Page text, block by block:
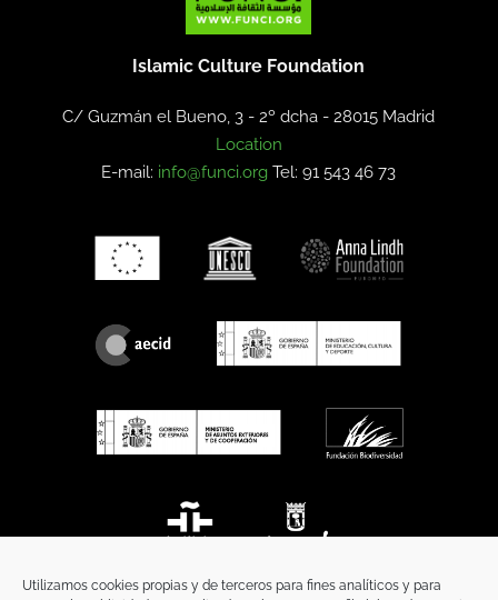
Utilizamos cookies propias y de terceros para fines analíticos y para
Islamic Culture Foundation
C/ Guzmán el Bueno, 3 - 2º dcha -28015 Madrid
Location
E-mail: info@funci.org Tel: 91 543 46 73